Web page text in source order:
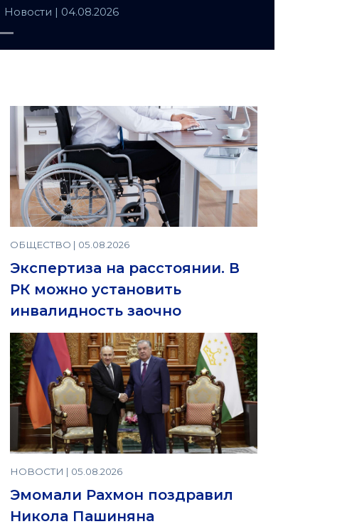
Новости | 04.08.2026
ОБЩЕСТВО | 05.08.2026
Экспертиза на расстоянии. В
РК можно установить
инвалидность заочно
НОВОСТИ | 05.08.2026
Эмомали Рахмон поздравил
Никола Пашиняна